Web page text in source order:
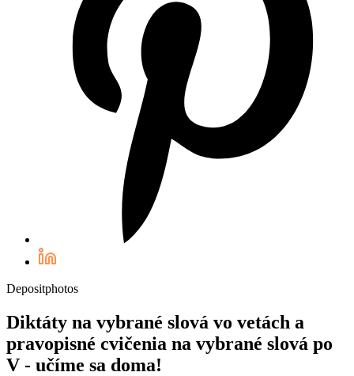
Depositphotos
Diktáty na vybrané slová vo vetách a
pravopisné cvičenia na vybrané slová po
V - učíme sa doma!